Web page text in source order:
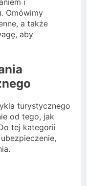
i
Omówimy
a także
aby
turystycznego
od tego, jak
tej kategorii